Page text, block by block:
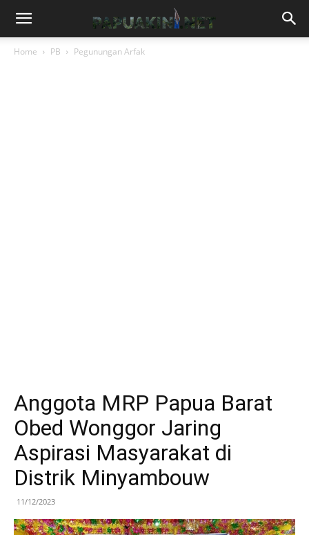
Home PB Pegunungan Arfak
Anggota MRP Papua Barat
Obed Wonggor Jaring
Aspirasi Masyarakat di
Distrik Minyambouw
11/12/2023